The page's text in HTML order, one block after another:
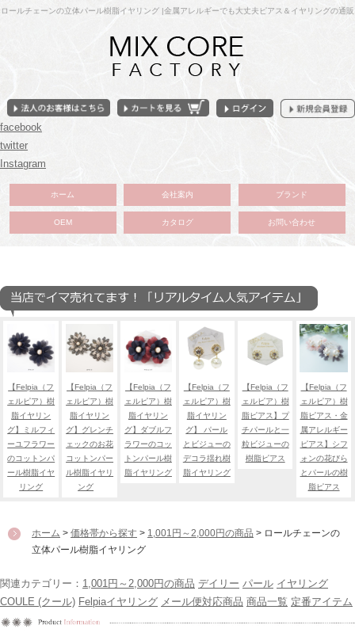
ロールチェーンの立体パール樹脂イヤリング |金属アレルギーでも大丈夫ピアス＆イヤリングの通販
facebook
twitter
Instagram
ホーム 会社案内 ブランド
OEM カタログ お問い合わせ
【Felpia（フ
ェルピア）樹
脂イヤリン
グ】ミルフィ
ーユフラワー
のコットンパ
ール樹脂イヤ
リング
【Felpia（フ
ェルピア）樹
脂イヤリン
グ】グレンチ
ェックのお花
コットンパー
ル樹脂イヤリ
ング
【Felpia（フ
ェルピア）樹
脂イヤリン
グ】ダブルフ
ラワーのコッ
トンパール樹
脂イヤリング
【Felpia（フ
ェルピア）樹
脂イヤリン
グ】 パール
とビジューの
デコラ揺れ樹
脂イヤリング
【Felpia（フ
ェルピア）樹
脂ピアス】プ
チパールと一
粒ビジューの
樹脂ピアス
【Felpia（フ
ェルピア）樹
脂ピアス・金
属アレルギー
ピアス】シフ
ォンの花びら
とパールの樹
脂ピアス
ホーム > 価格帯から探す > 1,001円～2,000円の商品 > ロールチェーンの
立体パール樹脂イヤリング
関連カテゴリー： 1,001円～2,000円の商品 デイリー パール イヤリング
COULE (クール) Felpiaイヤリング メール便対応商品 商品一覧 定番アイテム